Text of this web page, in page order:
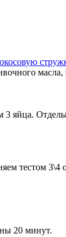
3 яйца.
тестом 3\4
20 минут.